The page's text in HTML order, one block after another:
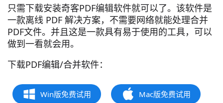
只需下载安装奇客PDF编辑软件就可以了。该软件是
一款离线 PDF 解决方案，不需要网络就能处理合并
PDF文件。并且这是一款具有易于使用的工具，可以
做到一看就会用。
下载PDF编辑/合并软件：
Win版免费试用 Mac版免费试用